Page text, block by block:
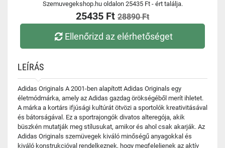
Szemuvegekshop.hu oldalon 25435 Ft - ért találja.
25435 Ft 28890 Ft
Ellenőrizd az elérhetőséget
LEÍRÁS
Adidas Originals A 2001-ben alapított Adidas Originals egy
életmódmárka, amely az Adidas gazdag örökségéből merít ihletet.
A márka a kortárs ifjúsági kultúrát ötvözi a sportolók kreativitásával
és bátorságával. Ez a sportrajongók divatos alteregója, akik
büszkén mutatják meg stílusukat, amikor és ahol csak akarják. Az
Adidas Originals szemüvegek kiváló minőségű anyagokkal és
kiváló konstrukcióval rendelkeznek, hogy megfeleljenek az aktív